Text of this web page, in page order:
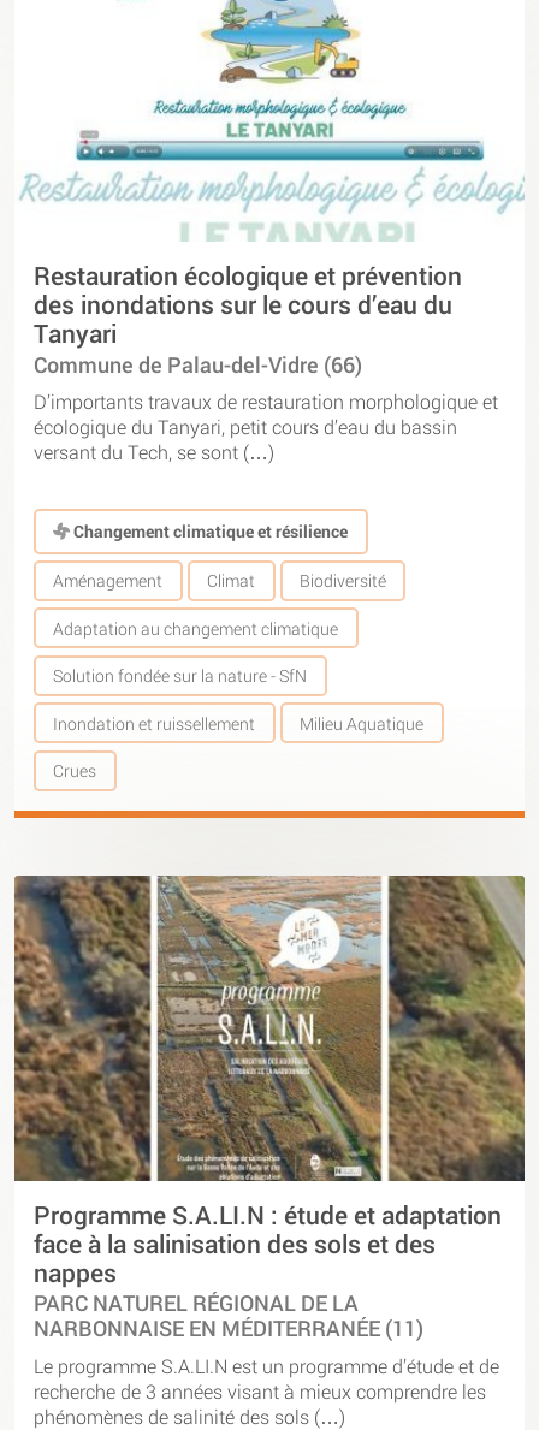
Restauration écologique et prévention
des inondations sur le cours d’eau du
Tanyari
Commune de Palau-del-Vidre (66)
D’importants travaux de restauration morphologique et
écologique du Tanyari, petit cours d’eau du bassin
versant du Tech, se sont (…)
Changement climatique et résilience
Aménagement Climat Biodiversité
Adaptation au changement climatique
Solution fondée sur la nature - SfN
Inondation et ruissellement Milieu Aquatique
Crues
Programme S.A.LI.N : étude et adaptation
face à la salinisation des sols et des
nappes
PARC NATUREL RÉGIONAL DE LA
NARBONNAISE EN MÉDITERRANÉE (11)
Le programme S.A.LI.N est un programme d’étude et de
recherche de 3 années visant à mieux comprendre les
phénomènes de salinité des sols (…)